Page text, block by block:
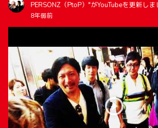
PERSONZ（PtoP）"がYouTubeを更新しま
8年弱前